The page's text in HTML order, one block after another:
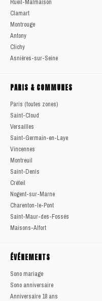
Rueil-Malmaison
Clamart
Montrouge
Antony
Clichy
Asnières-sur-Seine
PARIS & COMMUNES
Paris (toutes zones)
Saint-Cloud
Versailles
Saint-Germain-en-Laye
Vincennes
Montreuil
Saint-Denis
Créteil
Nogent-sur-Marne
Charenton-le-Pont
Saint-Maur-des-Fossés
Maisons-Alfort
ÉVÉNEMENTS
Sono mariage
Sono anniversaire
Anniversaire 18 ans